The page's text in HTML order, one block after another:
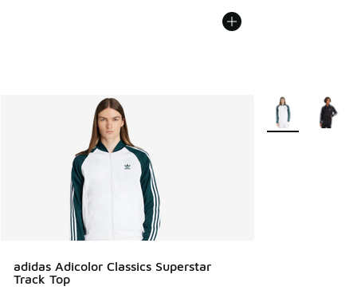
adidas Adicolor Classics Superstar
Track Top
Plus de couleurs